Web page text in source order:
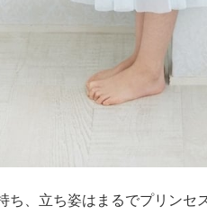
ち、立ち姿はまるでプリンセ